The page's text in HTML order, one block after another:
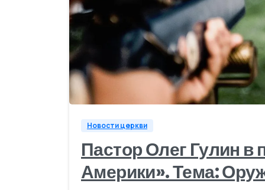
Новости церкви
Пастор Олег Гулин в
Америки». Тема: